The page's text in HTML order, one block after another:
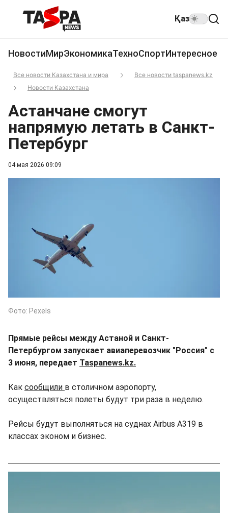
Қаз
НовостиМирЭкономикаТехноСпортИнтересное
Все новости Казахстана и мира
Все новости taspanews.kz
Новости Казахстана
04 мая 2026 09:09
Астанчане смогут
напрямую летать в Санкт-
Петербург
Фото: Pexels
Прямые рейсы между Астаной и Санкт-
Петербургом запускает авиаперевозчик "Россия" с
3 июня, передает Taspanews.kz.
Как сообщили в столичном аэропорту,
осуществляться полеты будут три раза в неделю.
Рейсы будут выполняться на суднах Airbus A319 в
классах эконом и бизнес.